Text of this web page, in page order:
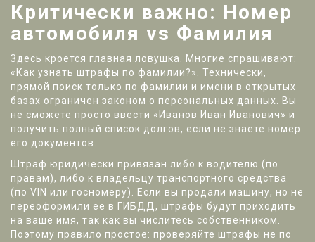
Критически важно: Номер
автомобиля vs Фамилия
Здесь кроется главная ловушка. Многие спрашивают:
«Как узнать штрафы по фамилии?». Технически,
прямой поиск только по фамилии и имени в открытых
базах ограничен законом о персональных данных. Вы
не сможете просто ввести «Иванов Иван Иванович» и
получить полный список долгов, если не знаете номер
его документов.
Штраф юридически привязан либо к водителю (по
правам), либо к владельцу транспортного средства
(по VIN или госномеру). Если вы продали машину, но не
переоформили ее в ГИБДД, штрафы будут приходить
на ваше имя, так как вы числитесь собственником.
Поэтому правило простое: проверяйте штрафы не по